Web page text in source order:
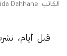
الكاتب: Rida Dahhane